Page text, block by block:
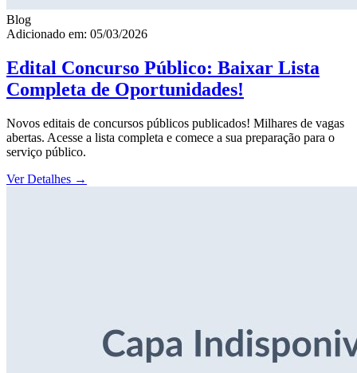
Blog
Adicionado em: 05/03/2026
Edital Concurso Público: Baixar Lista
Completa de Oportunidades!
Novos editais de concursos públicos publicados! Milhares de vagas
abertas. Acesse a lista completa e comece a sua preparação para o
serviço público.
Ver Detalhes →